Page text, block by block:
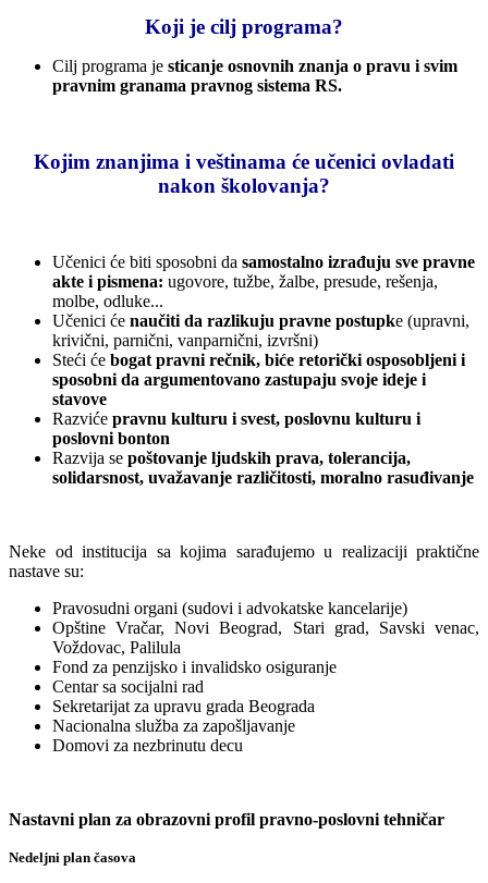
Koji je cilj programa?
Cilj programa je sticanje osnovnih znanja o pravu i svim
pravnim granama pravnog sistema RS.
Kojim znanjima i veštinama će učenici ovladati
nakon školovanja?
Učenici će biti sposobni da samostalno izrađuju sve pravne
akte i pismena: ugovore, tužbe, žalbe, presude, rešenja,
molbe, odluke...
Učenici će naučiti da razlikuju pravne postupke (upravni,
krivični, parnični, vanparnični, izvršni)
Steći će bogat pravni rečnik, biće retorički osposobljeni i
sposobni da argumentovano zastupaju svoje ideje i
stavove
Razviće pravnu kulturu i svest, poslovnu kulturu i
poslovni bonton
Razvija se poštovanje ljudskih prava, tolerancija,
solidarsnost, uvažavanje različitosti, moralno rasuđivanje
Neke od institucija sa kojima sarađujemo u realizaciji praktične
nastave su:
Pravosudni organi (sudovi i advokatske kancelarije)
Opštine Vračar, Novi Beograd, Stari grad, Savski venac,
Voždovac, Palilula
Fond za penzijsko i invalidsko osiguranje
Centar sa socijalni rad
Sekretarijat za upravu grada Beograda
Nacionalna služba za zapošljavanje
Domovi za nezbrinutu decu
Nastavni plan za obrazovni profil pravno-poslovni tehničar
Nedeljni plan časova